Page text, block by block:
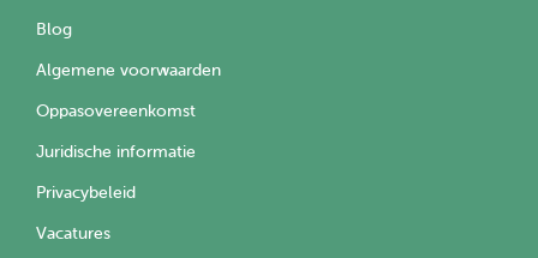
Blog
Algemene voorwaarden
Oppasovereenkomst
Juridische informatie
Privacybeleid
Vacatures